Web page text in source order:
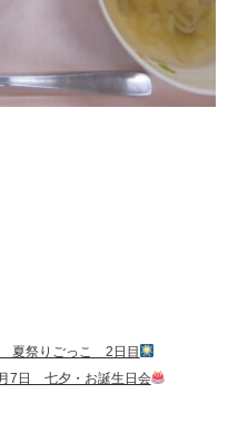
夏祭りごっこ 2日目
7日 七夕・お誕生日会